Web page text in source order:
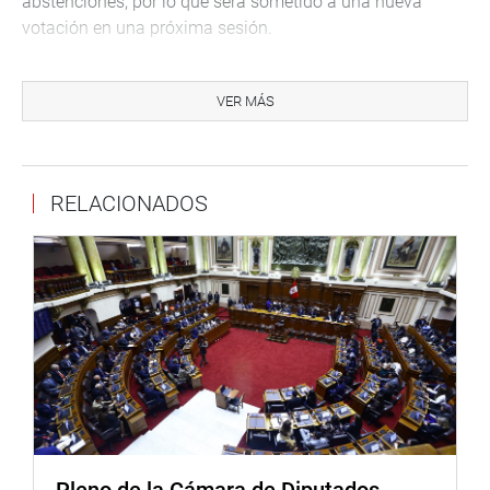
votación en una próxima sesión.
inhibición de un grupo de proyectos relacionados con
modificaciones de regímenes laborales en la ATU, Provías
a las competencias del grupo de trabajo. Se trata del
14332/2025-CR, 14272/2025-CR y 14265/2025-CR.
Amazonía peruana
La Comisión de Transportes y Comunicaciones recibió al
Raúl Marco García Loli, viceministro de Comunicaciones,
para que informe sobre el estado situacional de la
conectividad, cobertura y cierre de brechas digitales en
Loreto y la Amazonía peruana, a fin de precisar los
VER MÁS
RELACIONADOS